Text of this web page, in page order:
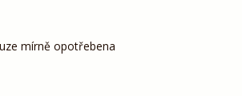
mírně opotřebena